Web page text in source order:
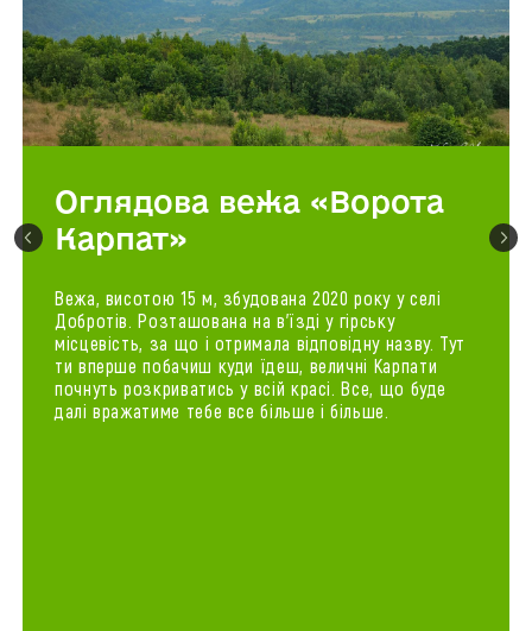
Оглядова вежа «Ворота
Карпат»
Вежа, висотою 15 м, збудована 2020 року у селі
Добротів. Розташована на в'їзді у гірську
місцевість, за що і отримала відповідну назву. Тут
ти вперше побачиш куди їдеш, величні Карпати
почнуть розкриватись у всій красі. Все, що буде
далі вражатиме тебе все більше і більше.